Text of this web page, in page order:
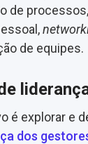
de processos,
de equipes.
é explorar e
dos